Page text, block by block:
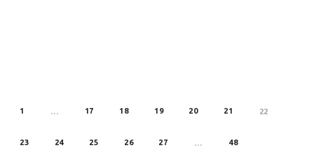
1 … 17 18 19 20 21 22
23 24 25 26 27 … 48